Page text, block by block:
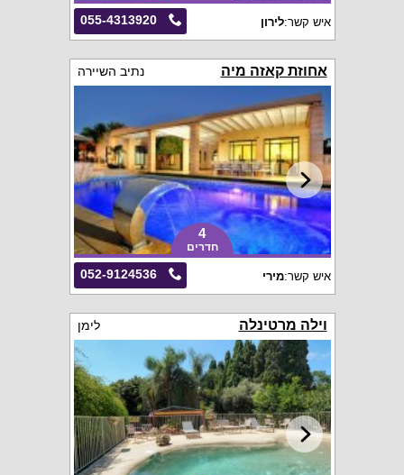
055-4313920 איש קשר:לירון
אחוזת קאזה מיה נתיב השיירה
4
חדרים
052-9124536 איש קשר:מירי
וילה מרטינלה לימן